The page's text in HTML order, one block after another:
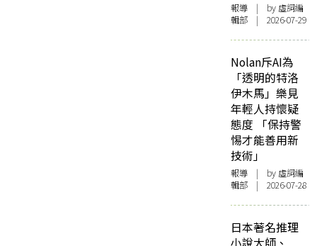
報導 | by 虛詞編
輯部 | 2026-07-29
Nolan斥AI為
「透明的特洛
伊木馬」樂見
年輕人持懷疑
態度 「保持警
惕才能善用新
技術」
報導 | by 虛詞編
輯部 | 2026-07-28
日本著名推理